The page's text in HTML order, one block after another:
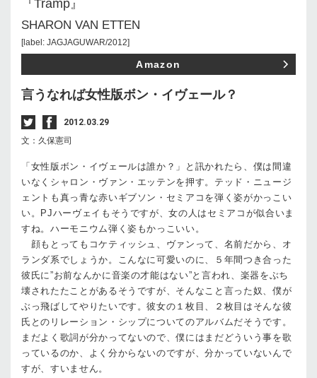
『Tramp』
SHARON VAN ETTEN
[label: JAGJAGUWAR/2012]
Amazon
言うなれば女性版ボン・イヴェール？
2012.03.29
文：久保憲司
「女性版ボン・イヴェールは誰か？」と訊かれたら、僕は間違
いなくシャロン・ヴァン・エッテンを押す。テッド・ニュージ
ェントも真っ青な赤いギブソン・セミアコを弾く姿がかっこい
い。PJハーヴェイもそうですが、女の人はセミアコが似合いま
すね。ハーモニウム弾く姿もかっこいい。
顔もとってもコケティッシュ、ヴァンって、名前だから、オ
ランダ系でしょうか。こんなに可愛いのに、５年間つき合った
彼氏に”お前なんかに音楽の才能はない”と言われ、楽器をぶち
壊されたたことがあるそうですが、そんなこと言った奴、僕が
ぶっ飛ばしてやりたいです。彼女の１枚目、２枚目はそんな彼
氏とのリレーション・シップについてのアルバムだそうです。
まだよく歌詞が分かってないので、僕にはまだどういう事を歌
っているのか、よく分からないのですが、分かっていないんで
すが、すいません。